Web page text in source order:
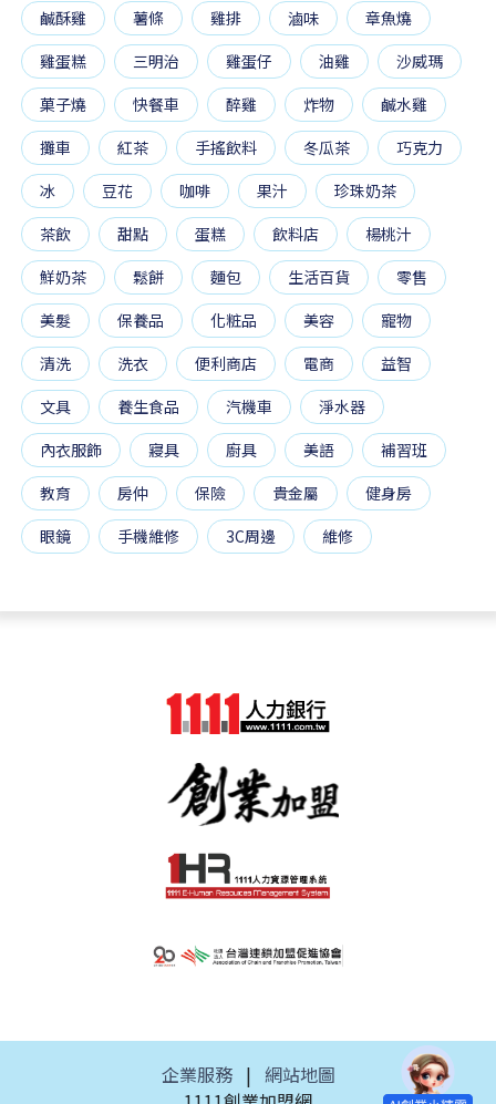
鹹酥雞
薯條 雞排 滷味
章魚燒
雞蛋糕
三明治 雞蛋仔 油雞
沙威瑪
菓子燒
快餐車 醉雞 炸物
鹹水雞
攤車
紅茶 手搖飲料 冬瓜茶
巧克力
冰
豆花 咖啡 果汁
珍珠奶茶
茶飲
甜點 蛋糕 飲料店
楊桃汁
鮮奶茶
鬆餅 麵包 生活百貨
零售
美髮
保養品 化粧品 美容
寵物
清洗
洗衣 便利商店 電商
益智
文具
養生食品 汽機車
淨水器
內衣服飾
寢具 廚具 美語
補習班
教育
房仲 保險 貴金屬
健身房
眼鏡
手機維修 3C周邊 維修
企業服務 | 網站地圖